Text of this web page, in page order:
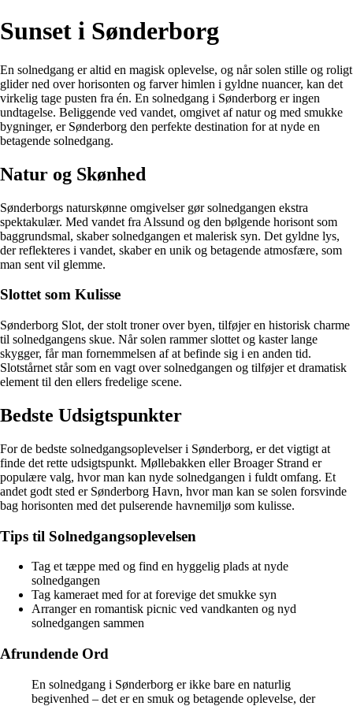
Sunset i Sønderborg
En solnedgang er altid en magisk oplevelse, og når solen stille og roligt
glider ned over horisonten og farver himlen i gyldne nuancer, kan det
virkelig tage pusten fra én. En solnedgang i Sønderborg er ingen
undtagelse. Beliggende ved vandet, omgivet af natur og med smukke
bygninger, er Sønderborg den perfekte destination for at nyde en
betagende solnedgang.
Natur og Skønhed
Sønderborgs naturskønne omgivelser gør solnedgangen ekstra
spektakulær. Med vandet fra Alssund og den bølgende horisont som
baggrundsmal, skaber solnedgangen et malerisk syn. Det gyldne lys,
der reflekteres i vandet, skaber en unik og betagende atmosfære, som
man sent vil glemme.
Slottet som Kulisse
Sønderborg Slot, der stolt troner over byen, tilføjer en historisk charme
til solnedgangens skue. Når solen rammer slottet og kaster lange
skygger, får man fornemmelsen af at befinde sig i en anden tid.
Slotstårnet står som en vagt over solnedgangen og tilføjer et dramatisk
element til den ellers fredelige scene.
Bedste Udsigtspunkter
For de bedste solnedgangsoplevelser i Sønderborg, er det vigtigt at
finde det rette udsigtspunkt. Møllebakken eller Broager Strand er
populære valg, hvor man kan nyde solnedgangen i fuldt omfang. Et
andet godt sted er Sønderborg Havn, hvor man kan se solen forsvinde
bag horisonten med det pulserende havnemiljø som kulisse.
Tips til Solnedgangsoplevelsen
Tag et tæppe med og find en hyggelig plads at nyde
solnedgangen
Tag kameraet med for at forevige det smukke syn
Arranger en romantisk picnic ved vandkanten og nyd
solnedgangen sammen
Afrundende Ord
En solnedgang i Sønderborg er ikke bare en naturlig
begivenhed – det er en smuk og betagende oplevelse, der